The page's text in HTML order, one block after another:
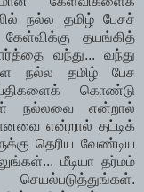
நல்ல தமிழ் பேசச்
தயங்கித்
வந்து... வந்து
நல்ல தமிழ் பேச
கொண்டு
நல்லவை என்றால்
என்றால் தட்டிக்
தெரிய வேண்டிய
மீடியா தர்மம்